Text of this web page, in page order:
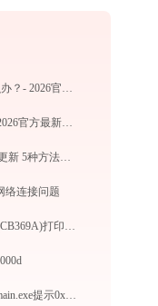
电脑系统软件缺少dll文件怎么办？- 2026官方最新解决方案
电脑外接设备失灵怎么办？- 2026官方最新解决方案
Win10如何彻底永久关闭自动更新 5种方法教你永久关闭win10自动更新
络连接问题
完美解决惠普LaserJet P2015x(CB369A)打印机驱动安装困扰，全面下载安装教程
诺诺数电发票打开qdInvoice_main.exe提示0xc0000005错误码怎么办